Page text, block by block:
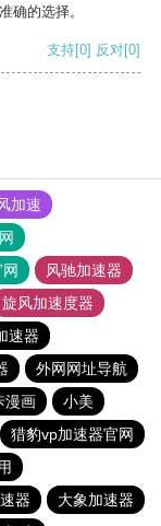
确的选择。
支持[0] 反对[0]
加速
风驰加速器
旋风加速度器
速器
外网网址导航
漫画
小美
猎豹vp加速器官网
器
大象加速器